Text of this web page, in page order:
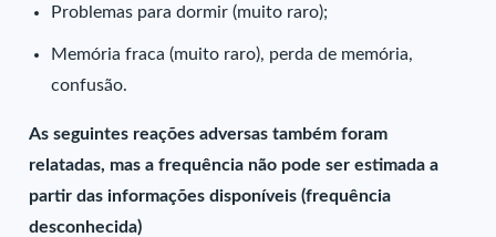
Problemas para dormir (muito raro);
Memória fraca (muito raro), perda de memória,
confusão.
As seguintes reações adversas também foram
relatadas, mas a frequência não pode ser estimada a
partir das informações disponíveis (frequência
desconhecida)